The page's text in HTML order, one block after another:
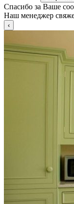
Спасибо за Ваше
Наш менеджер